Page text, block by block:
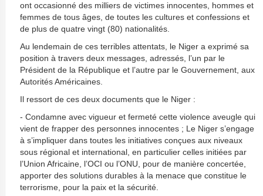
ont occasionné des milliers de victimes innocentes, hommes et
femmes de tous âges, de toutes les cultures et confessions et
de plus de quatre vingt (80) nationalités.
Au lendemain de ces terribles attentats, le Niger a exprimé sa
position à travers deux messages, adressés, l’un par le
Président de la République et l’autre par le Gouvernement, aux
Autorités Américaines.
Il ressort de ces deux documents que le Niger :
- Condamne avec vigueur et fermeté cette violence aveugle qui
vient de frapper des personnes innocentes ; Le Niger s’engage
à s’impliquer dans toutes les initiatives conçues aux niveaux
sous régional et international, en particulier celles initiées par
l’Union Africaine, l’OCI ou l’ONU, pour de manière concertée,
apporter des solutions durables à la menace que constitue le
terrorisme, pour la paix et la sécurité.